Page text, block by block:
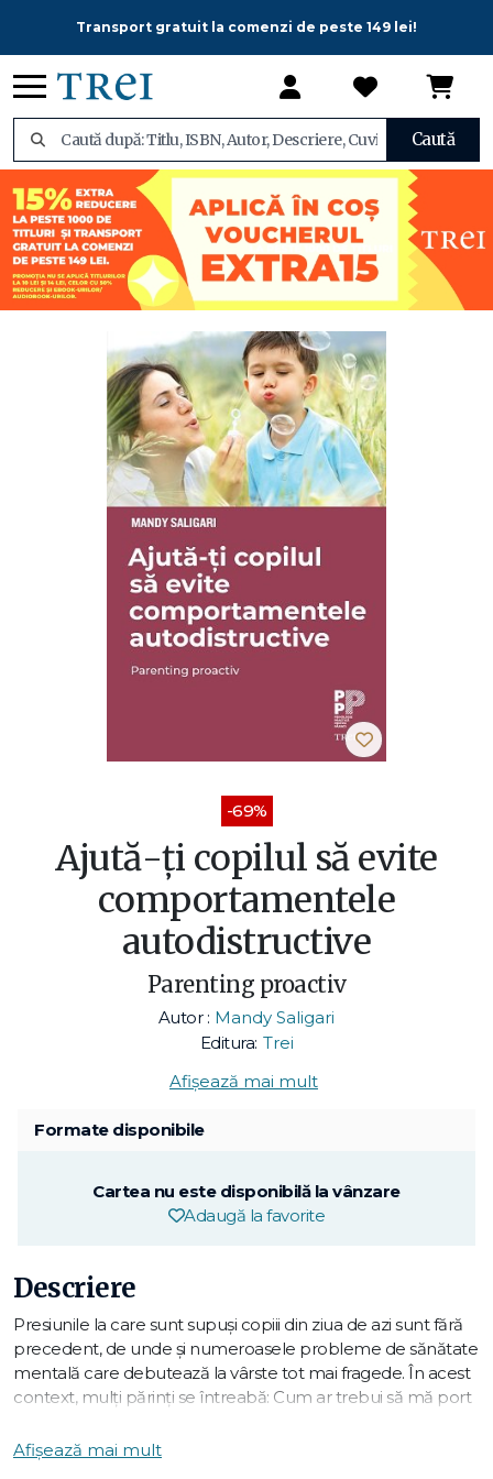
Transport gratuit la comenzi de peste 149 lei!
Caută
-69%
Ajută-ți copilul să evite
comportamentele
autodistructive
Parenting proactiv
Autor : Mandy Saligari
Editura: Trei
Afișează mai mult
Formate disponibile
Cartea nu este disponibilă la vânzare
Adaugă la favorite
Descriere
Presiunile la care sunt supuși copiii din ziua de azi sunt fără
precedent, de unde și numeroasele probleme de sănătate
mentală care debutează la vârste tot mai fragede. În acest
context, mulți părinți se întreabă: Cum ar trebui să mă port
anorexie sau de dependență de jocuri video? Cum pot să-l
Afișează mai mult